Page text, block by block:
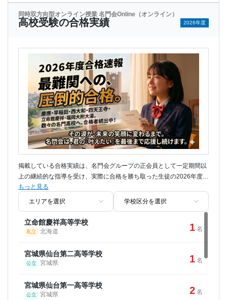
東京外国語大学
国立 東京都 1 名
東京都 1
筑波大学
茨城県
千葉大学
国立 千葉県 1 名
横浜市立大学
公立 神奈川県 1
群馬大学
国立 群馬県 2 名
名古屋市立大学
公立 愛知県
岐阜薬科大学
福井大学
三重大学
同時双方向型オンライン授業 名門会Online（オンライン）
高校受験の合格実績 2026年度
掲載している合格実績は、名門会グループの正会員として一定期間以
上の継続的な指導を受け、実際に合格を勝ち取った生徒の2026年度入
試における総数です。模試会員や短期講習生は一切含みません。
【注】これら全国の難関校合格者を数多く輩出してきたトッププロ教
師陣の指導を、ご自宅からそのまま受講いただけます。
もっと見る
立命館慶祥高等学校
私立 北海道 1 名
宮城県仙台第二高等学校
公立 宮城県 1 名
宮城県仙台第一高等学校
公立 宮城県 2 名